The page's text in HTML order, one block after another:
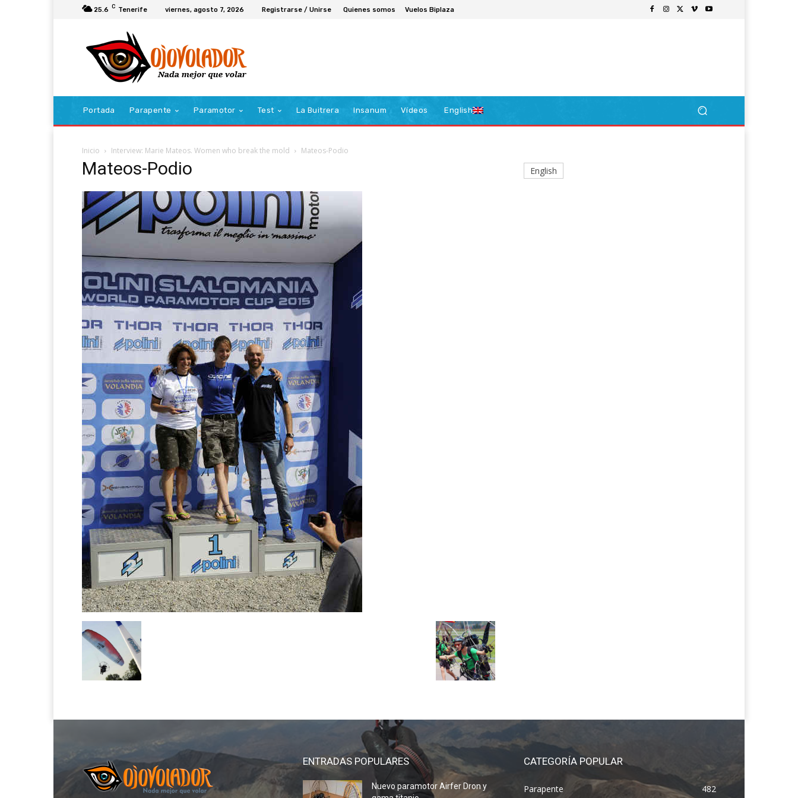
25.6 C Tenerife viernes, agosto 7, 2026 Registrarse / Unirse Quienes somos Vuelos Biplaza
Portada Parapente Paramotor Test La Buitrera Insanum Vídeos English
Inicio Interview: Marie Mateos. Women who break the mold Mateos-Podio
Mateos-Podio English
ENTRADAS POPULARES
Nuevo paramotor Airfer Dron y
CATEGORÍA POPULAR
Parapente 482